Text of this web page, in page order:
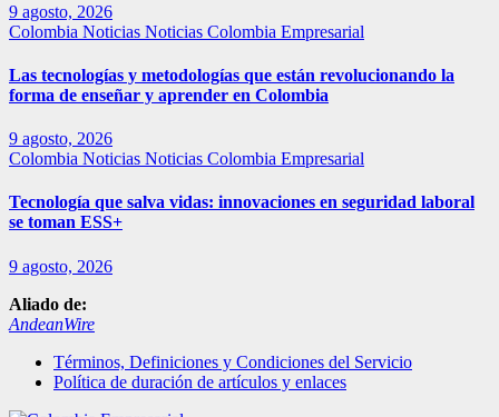
9 agosto, 2026
Colombia Noticias Noticias Colombia Empresarial
Las tecnologías y metodologías que están revolucionando la
forma de enseñar y aprender en Colombia
9 agosto, 2026
Colombia Noticias Noticias Colombia Empresarial
Tecnología que salva vidas: innovaciones en seguridad laboral
se toman ESS+
9 agosto, 2026
Aliado de:
AndeanWire
Términos, Definiciones y Condiciones del Servicio
Política de duración de artículos y enlaces